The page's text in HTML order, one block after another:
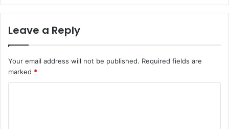
Leave a Reply
Your email address will not be published. Required fields are
marked *